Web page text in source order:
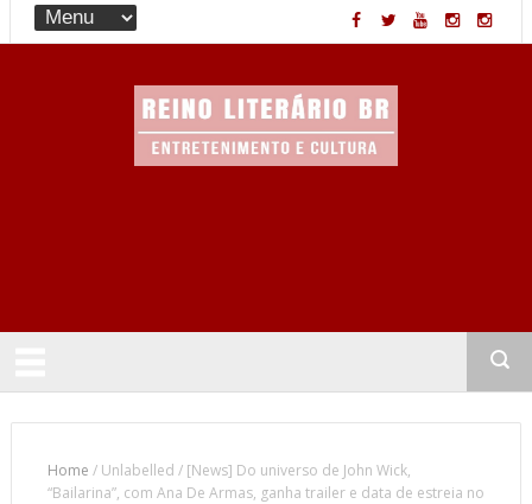
Home /Unlabelled / [News] Do universo de John Wick,
“Bailarina”, com Ana De Armas, ganha trailer e data de estreia no